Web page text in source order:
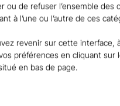
sur votre
ou de refuser l’ensemble des
à l’une ou l’autre de ces
revenir sur cette interface,
préférences en cliquant sur
en bas de page.